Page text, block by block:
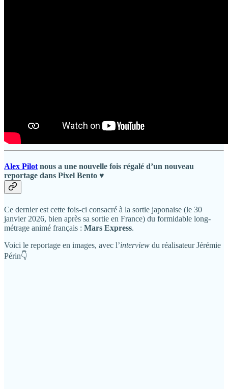
Alex Pilot nous a une nouvelle fois régalé d’un nouveau
reportage dans Pixel Bento ♥️
Ce dernier est cette fois-ci consacré à la sortie japonaise (le 30
janvier 2026, bien après sa sortie en France) du formidable long-
métrage animé français : Mars Express.
Voici le reportage en images, avec l’interview du réalisateur Jérémie
Périn👇